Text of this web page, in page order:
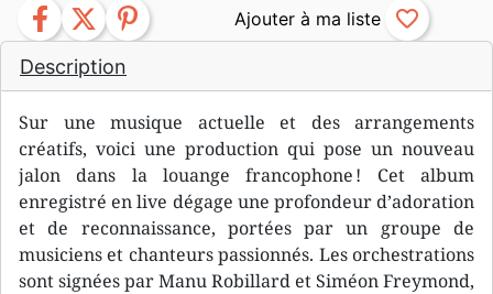
Description
Sur une musique actuelle et des arrangements
créatifs, voici une production qui pose un nouveau
jalon dans la louange francophone ! Cet album
enregistré en live dégage une profondeur d’adoration
et de reconnaissance, portées par un groupe de
musiciens et chanteurs passionnés. Les orchestrations
sont signées par Manu Robillard et Siméon Freymond,
facebook twitter pinterest favorite_border